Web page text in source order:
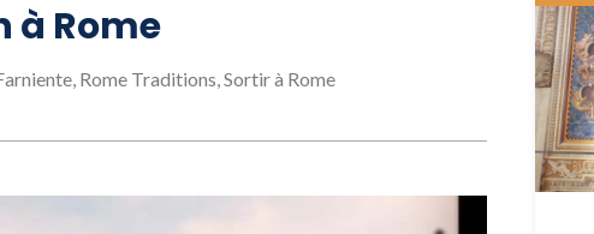
à Rome
, Rome Traditions,Sortir à Rome